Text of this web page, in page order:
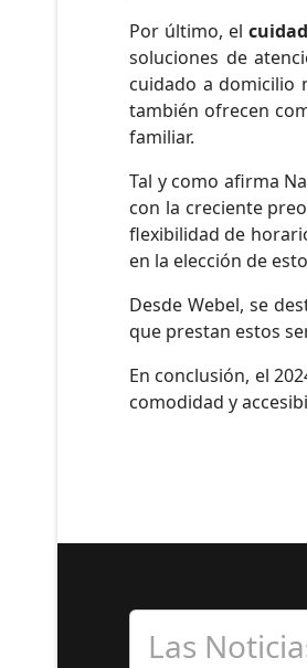
Por último, el
soluciones de
cuidado a domicilio
también ofrecen
familiar.
Tal y como afirma
con la creciente
flexibilidad de
en la elección de
Desde Webel, se
que prestan estos
En conclusión, el
comodidad y
Las